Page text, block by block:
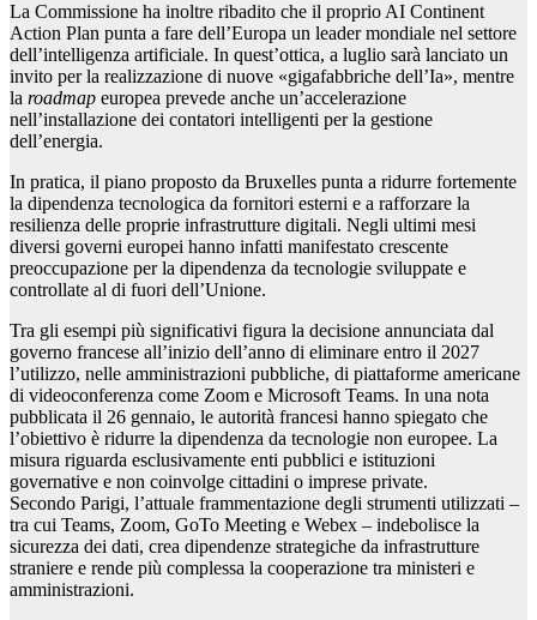
La Commissione ha inoltre ribadito che il proprio AI Continent
Action Plan punta a fare dell’Europa un leader mondiale nel settore
dell’intelligenza artificiale. In quest’ottica, a luglio sarà lanciato un
invito per la realizzazione di nuove «gigafabbriche dell’Ia», mentre
la roadmap europea prevede anche un’accelerazione
nell’installazione dei contatori intelligenti per la gestione
dell’energia.
In pratica, il piano proposto da Bruxelles punta a ridurre fortemente
la dipendenza tecnologica da fornitori esterni e a rafforzare la
resilienza delle proprie infrastrutture digitali. Negli ultimi mesi
diversi governi europei hanno infatti manifestato crescente
preoccupazione per la dipendenza da tecnologie sviluppate e
controllate al di fuori dell’Unione.
Tra gli esempi più significativi figura la decisione annunciata dal
governo francese all’inizio dell’anno di eliminare entro il 2027
l’utilizzo, nelle amministrazioni pubbliche, di piattaforme americane
di videoconferenza come Zoom e Microsoft Teams. In una nota
pubblicata il 26 gennaio, le autorità francesi hanno spiegato che
l’obiettivo è ridurre la dipendenza da tecnologie non europee. La
misura riguarda esclusivamente enti pubblici e istituzioni
governative e non coinvolge cittadini o imprese private.
Secondo Parigi, l’attuale frammentazione degli strumenti utilizzati –
tra cui Teams, Zoom, GoTo Meeting e Webex – indebolisce la
sicurezza dei dati, crea dipendenze strategiche da infrastrutture
straniere e rende più complessa la cooperazione tra ministeri e
amministrazioni.